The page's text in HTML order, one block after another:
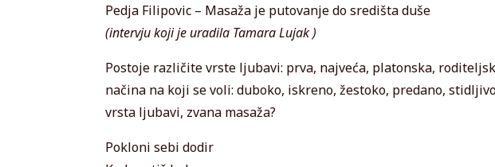
Pedja Filipovic – Masaža je putovanje do središta duše
(intervju koji je uradila Tamara Lujak )
Postoje različite vrste ljubavi: prva, najveća, platonska,
načina na koji se voli: duboko, iskreno, žestoko, predano,
vrsta ljubavi, zvana masaža?
Pokloni sebi dodir